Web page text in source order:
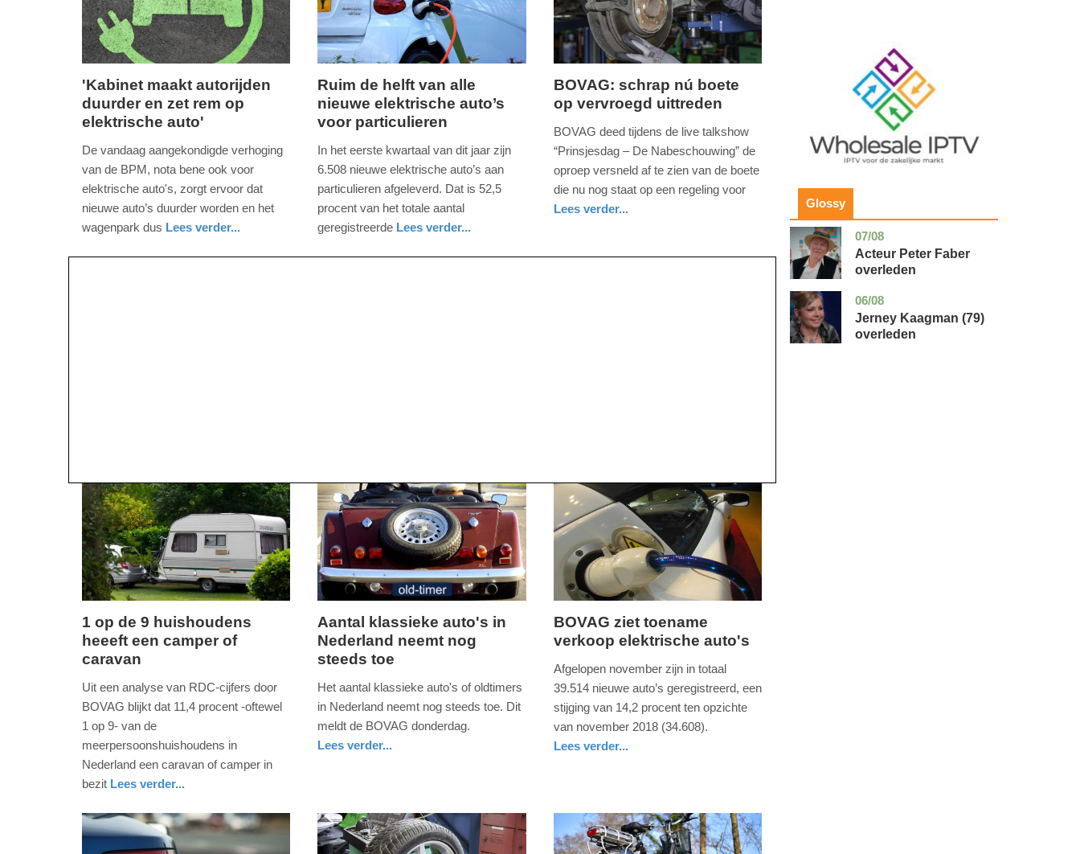
woensdag,
26.
Update:
09-
'Kabinet maakt autorijden
duurder en zet rem op
elektrische auto'
De vandaag aangekondigde verhoging
van de BPM, nota bene ook voor
elektrische auto's, zorgt ervoor dat
nieuwe auto’s duurder worden en het
wagenpark dus Lees verder...
vrijdag,
8.
09:24
Update:
09-
Ruim de helft van alle
nieuwe elektrische auto’s
voor particulieren
In het eerste kwartaal van dit jaar zijn
6.508 nieuwe elektrische auto’s aan
particulieren afgeleverd. Dat is 52,5
procent van het totale aantal
geregistreerde Lees verder...
vrijdag,
09-
BOVAG: schrap nú boete
op vervroegd uittreden
BOVAG deed tijdens de live talkshow
“Prinsjesdag – De Nabeschouwing” de
oproep versneld af te zien van de boete
die nu nog staat op een regeling voor
Lees verder...
maandag,
7.
09:41
04-
2025
1 op de 9 huishoudens
heeeft een camper of
caravan
Uit een analyse van RDC-cijfers door
BOVAG blijkt dat 11,4 procent -oftewel
1 op 9- van de
meerpersoonshuishoudens in
Nederland een caravan of camper in
bezit Lees verder...
donderdag,
16.
04-
2025
Aantal klassieke auto's in
Nederland neemt nog
steeds toe
Het aantal klassieke auto's of oldtimers
in Nederland neemt nog steeds toe. Dit
meldt de BOVAG donderdag.
Lees verder...
maandag,
december
04-
2025
BOVAG ziet toename
verkoop elektrische auto's
Afgelopen november zijn in totaal
39.514 nieuwe auto’s geregistreerd, een
stijging van 14,2 procent ten opzichte
van november 2018 (34.608).
Lees verder...
Glossy
07/08
noord-
holland
glossy
Acteur Peter Faber
overleden
06/08
noord-
glossy
Jerney Kaagman (79)
overleden